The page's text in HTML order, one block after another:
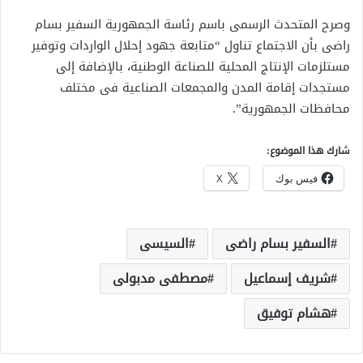
وصرح المتحدث الرسمى باسم رئاسة الجمهورية السفير بسام
راضى بأن الاجتماع تناول “متابعة جهود إحلال الواردات وتوفير
مستلزمات الإنتاج المحلية للصناعة الوطنية، بالإضافة إلى
مستجدات إقامة المدن والمجمعات الصناعية فى مختلف
محافظات الجمهورية”.
شارك هذا الموضوع:
فيس بوك X
السفير بسام راضى
السيسى
شريف إسماعيل
مصطفى مدبولى
هشام توفيق